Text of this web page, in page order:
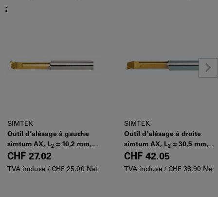
:
SIMTEK
Outil d’alésage à gauche
simturn AX, L2 = 10,2 mm, ⌀
Dmin : 5,2mm
CHF 27.02
TVA incluse / CHF 25.00 Net
SIMTEK
Outil d’alésage à droite
simturn AX, L2 = 30,5 mm, ⌀
Dmin : 5,2mm
CHF 42.05
TVA incluse / CHF 38.90 Net